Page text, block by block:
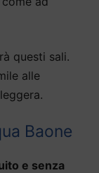
questi sali.
alle
Baone
e senza